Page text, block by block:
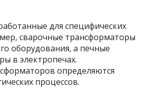
для специфических
сварочные трансформаторы
оборудования, а печные
в электропечах.
определяются
процессов.